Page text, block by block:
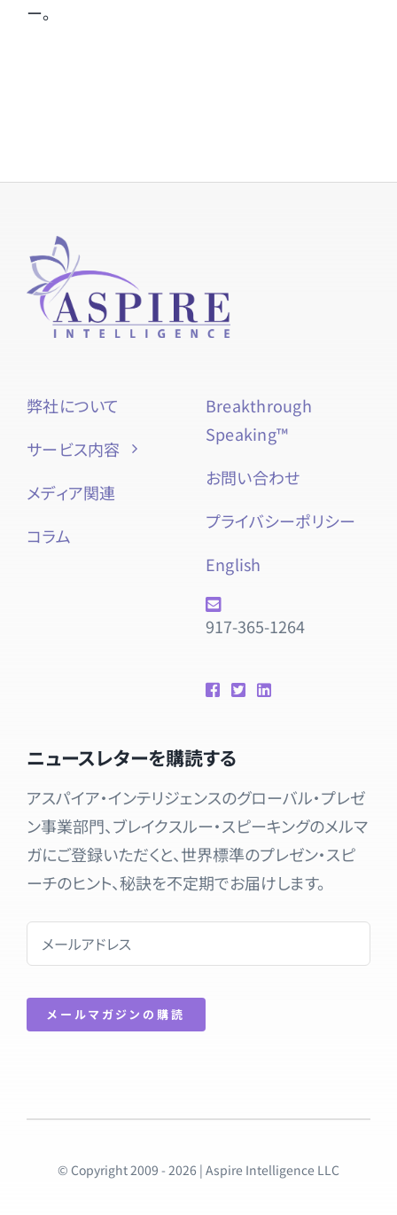
ー。
弊社について
サービス内容
メディア関連
コラム
Breakthrough
Speaking™
お問い合わせ
プライバシーポリシー
English
917-365-1264
ニュースレターを購読する
アスパイア・インテリジェンスのグローバル・プレゼ
ン事業部門、ブレイクスルー・スピーキングのメルマ
ガにご登録いただくと、世界標準のプレゼン・スピ
ーチのヒント、秘訣を不定期でお届けします。
メールマガジンの購読
© Copyright 2009 - 2026 | Aspire Intelligence LLC